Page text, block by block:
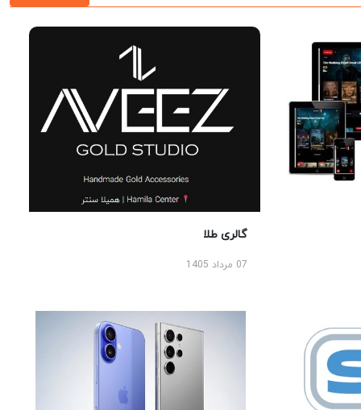
گالری طلا
07 مرداد 1405